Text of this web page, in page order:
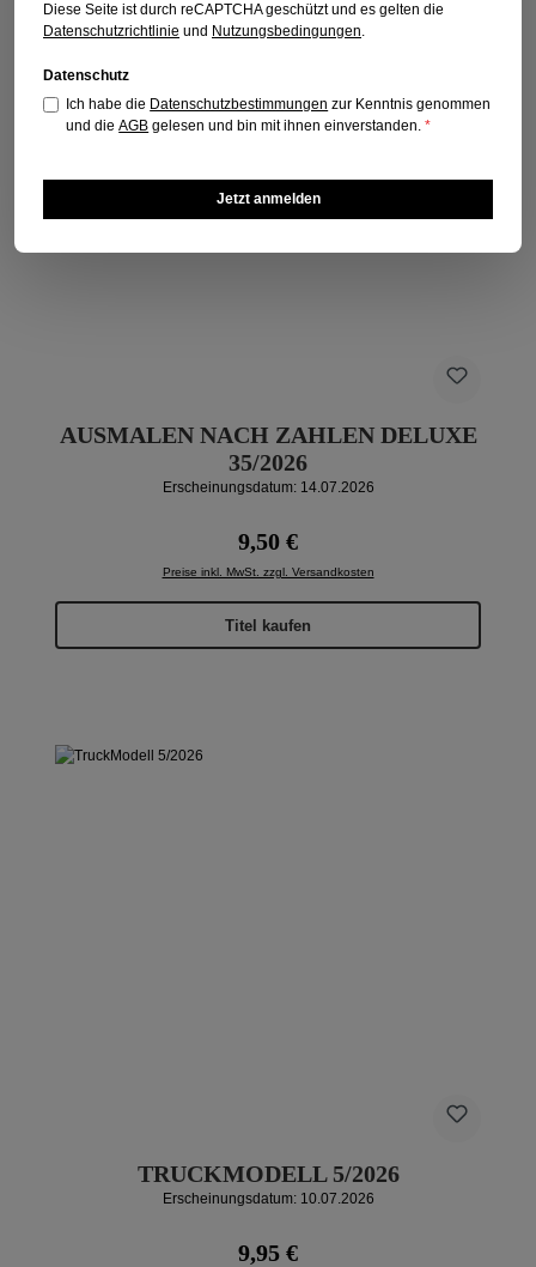
AUSMALEN NACH ZAHLEN DELUXE
35/2026
Erscheinungsdatum: 14.07.2026
Regulärer Preis:
9,50 €
Preise inkl. MwSt. zzgl. Versandkosten
Titel kaufen
TRUCKMODELL 5/2026
Erscheinungsdatum: 10.07.2026
Regulärer Preis:
9,95 €
Diese Seite ist durch reCAPTCHA geschützt und es gelten die
Datenschutzrichtlinie und Nutzungsbedingungen
Datenschutz
Ich habe die Datenschutzbestimmungen zur Kenntnis genommen
und dieAGB gelesen und bin mit ihnen einverstanden.*
Jetzt anmelden